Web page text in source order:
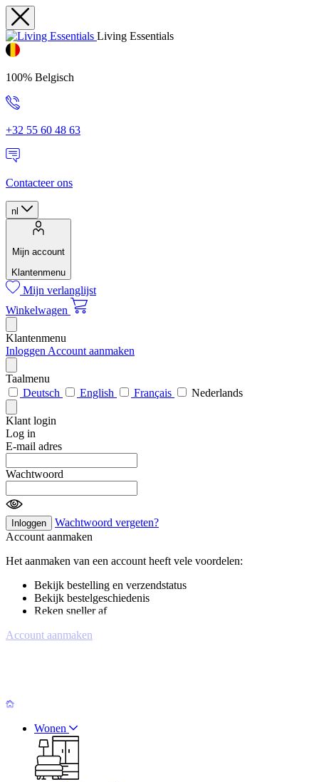
Living Essentials
100% Belgisch
+32 55 60 48 63
Contacteer ons
nl
Mijn account
Klantenmenu
Mijn verlanglijst
Winkelwagen
Klantenmenu
Inloggen Account aanmaken
Taalmenu
Deutsch
English Français Nederlands
Klant login
Log in
E-mail adres
Wachtwoord
Inloggen
Wachtwoord vergeten?
Account aanmaken
Het aanmaken van een account heeft vele voordelen:
Bekijk bestelling en verzendstatus
Bekijk bestelgeschiedenis
Reken sneller af
Account aanmaken
Wonen